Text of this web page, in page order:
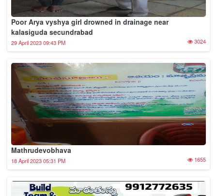
JMS publication
17 April 2023 05:46 PM 1702
Copyright © VBK News 2026. All right Reserved.